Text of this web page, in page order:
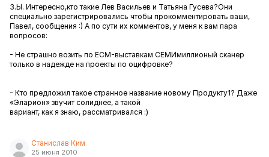
З.Ы. Интересно,кто такие Лев Васильев и Татьяна Гусева?Они
специально зарегистрировались чтобы прокомментировать ваши,
Павел, сообщения :) А по сути их комментов, у меня к вам пара
вопросов:
- Не страшно возить по ECM-выставкам СЕМИмиллионый сканер
только в надежде на проекты по оцифровке?
- Кто предложил такое странное название новому Продукту1? Даже
«Эларион» звучит солиднее, а такой
вариант, как я знаю, рассматривался :)
Станислав Ким
25 июня 2010